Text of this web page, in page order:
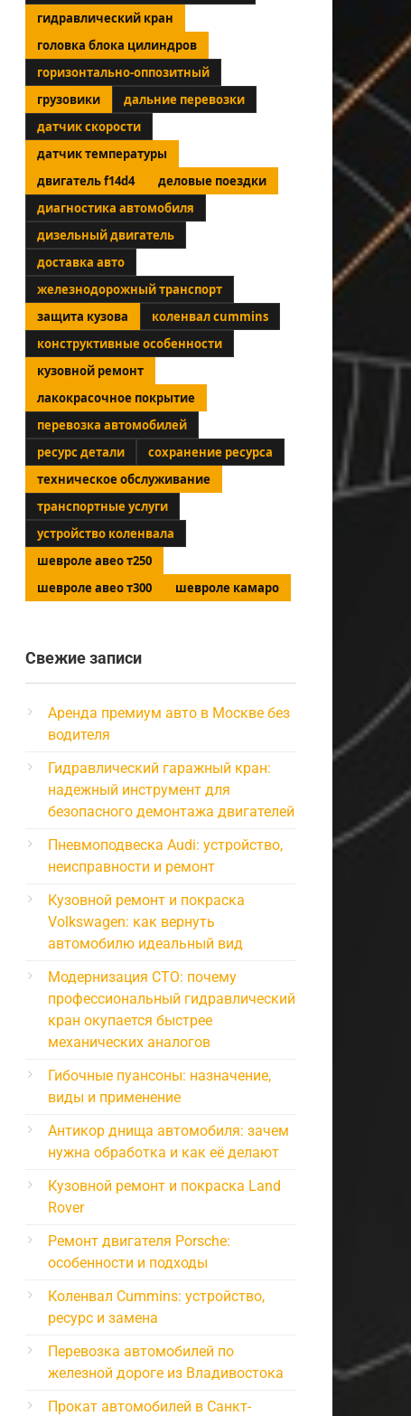
гидравлический кран
головка блока цилиндров
горизонтально-оппозитный
грузовики
дальние перевозки
датчик скорости
датчик температуры
двигатель f14d4
деловые поездки
диагностика автомобиля
дизельный двигатель
доставка авто
железнодорожный транспорт
защита кузова
коленвал cummins
конструктивные особенности
кузовной ремонт
лакокрасочное покрытие
перевозка автомобилей
ресурс детали
сохранение ресурса
техническое обслуживание
транспортные услуги
устройство коленвала
шевроле авео т250
шевроле авео т300
шевроле камаро
Свежие записи
Аренда премиум авто в Москве без
водителя
Гидравлический гаражный кран:
надежный инструмент для
безопасного демонтажа двигателей
Пневмоподвеска Audi: устройство,
неисправности и ремонт
Кузовной ремонт и покраска
Volkswagen: как вернуть
автомобилю идеальный вид
Модернизация СТО: почему
профессиональный гидравлический
кран окупается быстрее
механических аналогов
Гибочные пуансоны: назначение,
виды и применение
Антикор днища автомобиля: зачем
нужна обработка и как её делают
Кузовной ремонт и покраска Land
Rover
Ремонт двигателя Porsche:
особенности и подходы
Коленвал Cummins: устройство,
ресурс и замена
Перевозка автомобилей по
железной дороге из Владивостока
Прокат автомобилей в Санкт-